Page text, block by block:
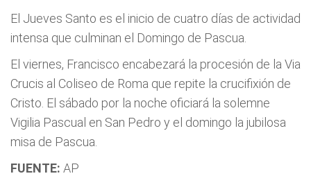
El Jueves Santo es el inicio de cuatro días de actividad
intensa que culminan el Domingo de Pascua.
El viernes, Francisco encabezará la procesión de la Via
Crucis al Coliseo de Roma que repite la crucifixión de
Cristo. El sábado por la noche oficiará la solemne
Vigilia Pascual en San Pedro y el domingo la jubilosa
misa de Pascua.
FUENTE: AP